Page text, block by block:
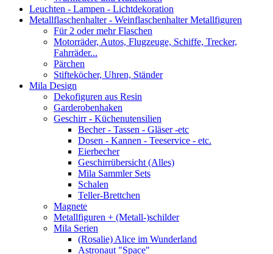
Leuchten - Lampen - Lichtdekoration
Metallflaschenhalter - Weinflaschenhalter Metallfiguren
Für 2 oder mehr Flaschen
Motorräder, Autos, Flugzeuge, Schiffe, Trecker,
Fahrräder...
Pärchen
Stifteköcher, Uhren, Ständer
Mila Design
Dekofiguren aus Resin
Garderobenhaken
Geschirr - Küchenutensilien
Becher - Tassen - Gläser -etc
Dosen - Kannen - Teeservice - etc.
Eierbecher
Geschirrübersicht (Alles)
Mila Sammler Sets
Schalen
Teller-Brettchen
Magnete
Metallfiguren + (Metall-)schilder
Mila Serien
(Rosalie) Alice im Wunderland
Astronaut "Space"